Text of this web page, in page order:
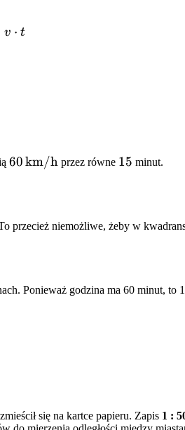
v ⋅ t
60\,\text{km/h}
60km/h przez równe 15
15 minut.
przecież niemożliwe, żeby w
Ponieważ godzina ma 60 minut, to
się na kartce papieru. Zapis 1 :